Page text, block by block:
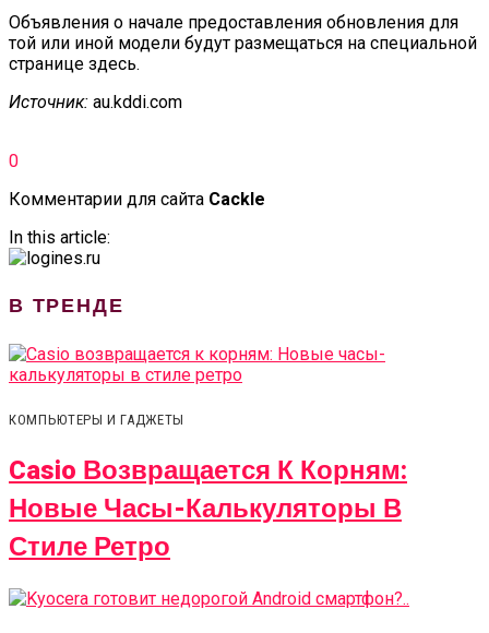
Объявления о начале предоставления обновления для
той или иной модели будут размещаться на специальной
странице здесь.
Источник: au.kddi.com
0
Комментарии для сайта Cackle
In this article:
В ТРЕНДЕ
КОМПЬЮТЕРЫ И ГАДЖЕТЫ
Casio Возвращается К Корням:
Новые Часы-Калькуляторы В
Стиле Ретро